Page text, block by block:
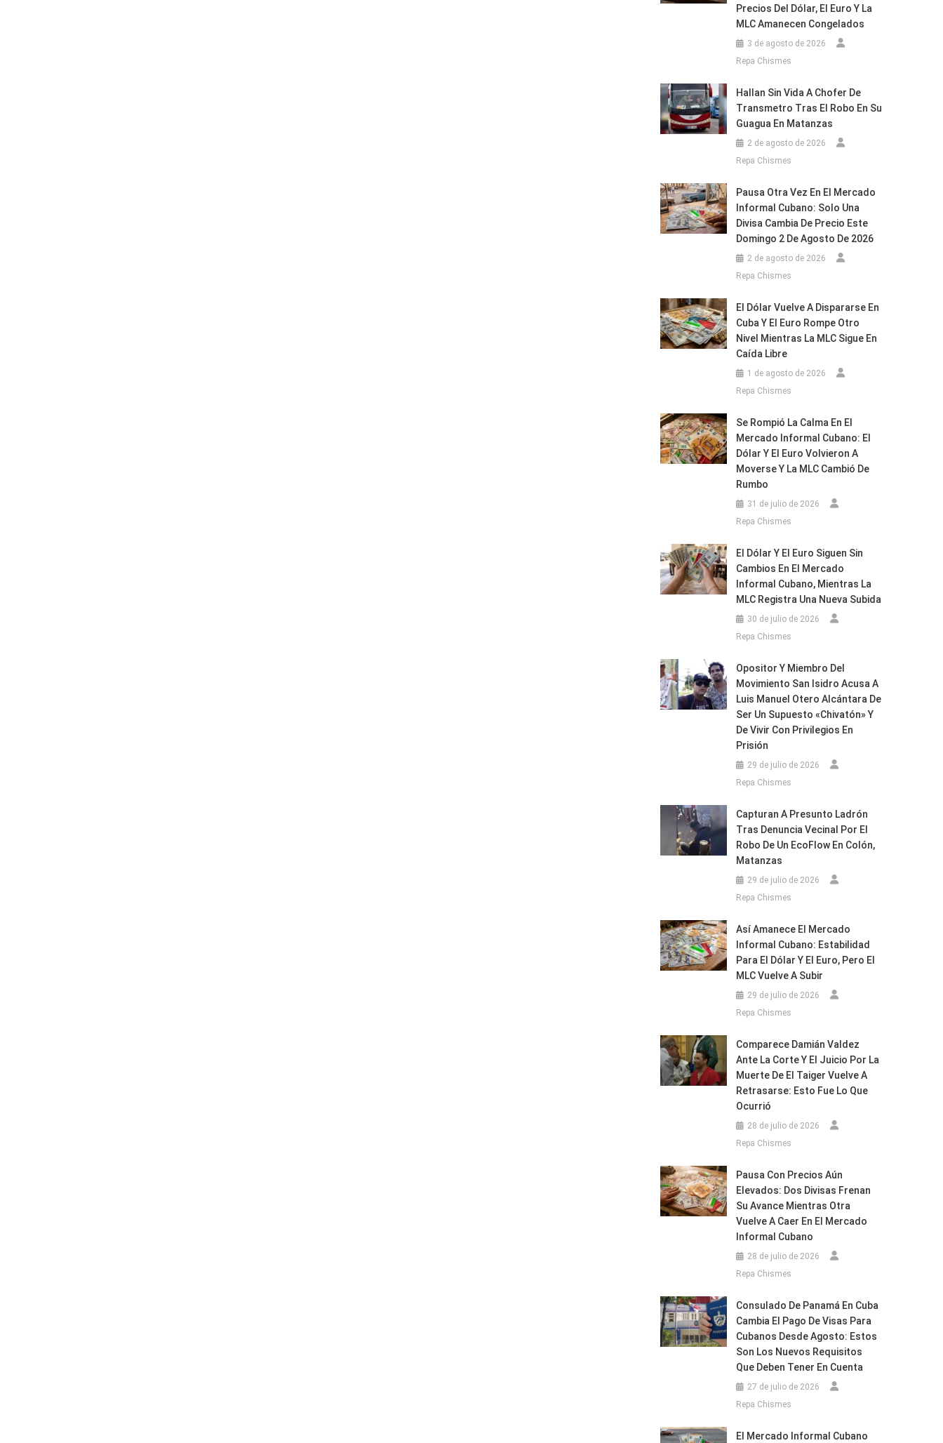
Precios Del Dólar, El Euro Y La
MLC Amanecen Congelados
3 de agosto de 2026
Repa Chismes
Hallan Sin Vida A Chofer De
Transmetro Tras El Robo En Su
Guagua En Matanzas
2 de agosto de 2026
Repa Chismes
Pausa Otra Vez En El Mercado
Informal Cubano: Solo Una
Divisa Cambia De Precio Este
Domingo 2 De Agosto De 2026
2 de agosto de 2026
Repa Chismes
El Dólar Vuelve A Dispararse En
Cuba Y El Euro Rompe Otro
Nivel Mientras La MLC Sigue En
Caída Libre
1 de agosto de 2026
Repa Chismes
Se Rompió La Calma En El
Mercado Informal Cubano: El
Dólar Y El Euro Volvieron A
Moverse Y La MLC Cambió De
Rumbo
31 de julio de 2026
Repa Chismes
El Dólar Y El Euro Siguen Sin
Cambios En El Mercado
Informal Cubano, Mientras La
MLC Registra Una Nueva Subida
30 de julio de 2026
Repa Chismes
Opositor Y Miembro Del
Movimiento San Isidro Acusa A
Luis Manuel Otero Alcántara De
Ser Un Supuesto «chivatón» Y
De Vivir Con Privilegios En
Prisión
29 de julio de 2026
Repa Chismes
Capturan A Presunto Ladrón
Tras Denuncia Vecinal Por El
Robo De Un EcoFlow En Colón,
Matanzas
29 de julio de 2026
Repa Chismes
Así Amanece El Mercado
Informal Cubano: Estabilidad
Para El Dólar Y El Euro, Pero El
MLC Vuelve A Subir
29 de julio de 2026
Repa Chismes
Comparece Damián Valdez
Ante La Corte Y El Juicio Por La
Muerte De El Taiger Vuelve A
Retrasarse: Esto Fue Lo Que
Ocurrió
28 de julio de 2026
Repa Chismes
Pausa Con Precios Aún
Elevados: Dos Divisas Frenan
Su Avance Mientras Otra
Vuelve A Caer En El Mercado
Informal Cubano
28 de julio de 2026
Repa Chismes
Consulado De Panamá En Cuba
Cambia El Pago De Visas Para
Cubanos Desde Agosto: Estos
Son Los Nuevos Requisitos
Que Deben Tener En Cuenta
27 de julio de 2026
Repa Chismes
El Mercado Informal Cubano